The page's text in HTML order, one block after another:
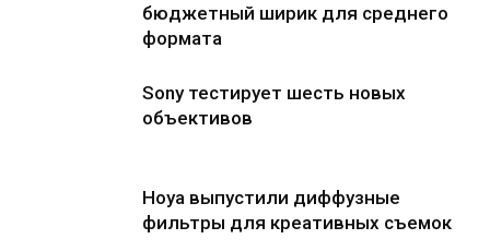
бюджетный ширик для среднего
формата
Sony тестирует шесть новых
объективов
Hoya выпустили диффузные
фильтры для креативных съемок